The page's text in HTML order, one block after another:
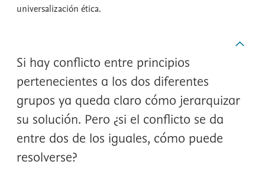
universalización ética.
Si hay conflicto entre principios
pertenecientes a los dos diferentes
grupos ya queda claro cómo jerarquizar
su solución. Pero ¿si el conflicto se da
entre dos de los iguales, cómo puede
resolverse?